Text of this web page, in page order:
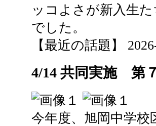
ッコよさが新入生
でした。
【最近の話題】
4/14 共同実施 第
今年度、旭岡中学